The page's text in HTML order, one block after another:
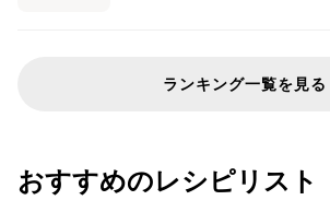
ランキング一覧を見る
おすすめのレシピリスト